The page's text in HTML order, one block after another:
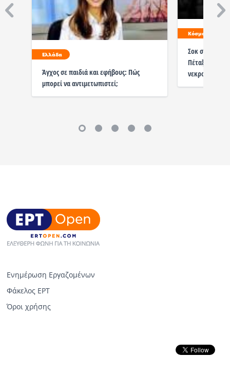
Ελλάδα
Άγχος σε παιδιά και εφήβους: Πώς
μπορεί να αντιμετωπιστεί;
Κόσμος
Σοκ σε
Πέταξαν τα
νεκροταφείο
Ενημέρωση Εργαζομένων
Φάκελος ΕΡΤ
Όροι χρήσης